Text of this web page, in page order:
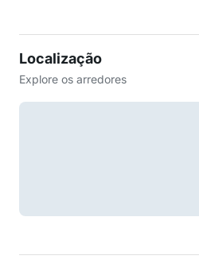
Localização
Explore os arredores